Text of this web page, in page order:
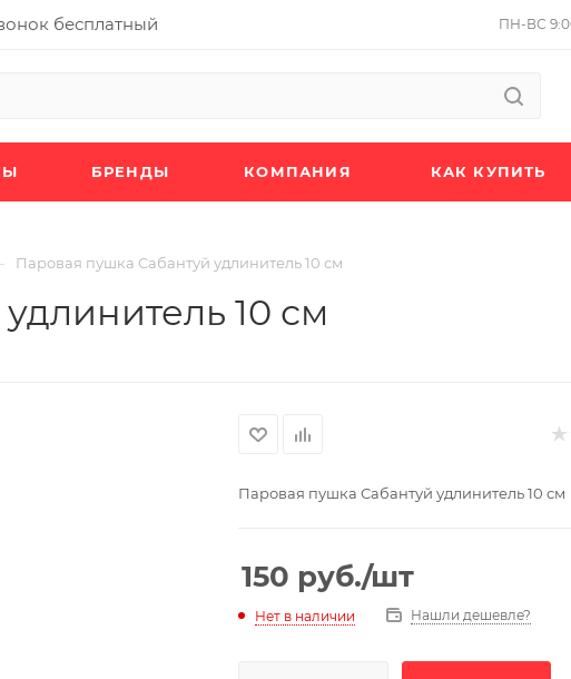
бесплатный ПН-ВС
БРЕНДЫ КОМПАНИЯ КАК КУПИТЬ
Паровая пушка Сабантуй удлинитель 10 см
10 см
Паровая пушка Сабантуй удлинитель 10 см
150 руб./шт
Нет в наличии Нашли дешевле?